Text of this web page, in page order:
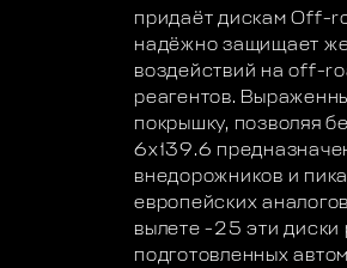
придаёт дискам Off-
надёжно защищает
воздействий на off-
реагентов.
покрышку, позволяя
6х139.6
внедорожников и
европейских
вылете -25 эти диски
подготовленных